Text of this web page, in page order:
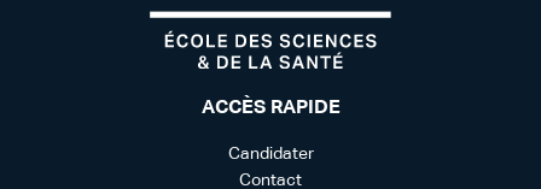
ACCÈS RAPIDE
Candidater
Contact